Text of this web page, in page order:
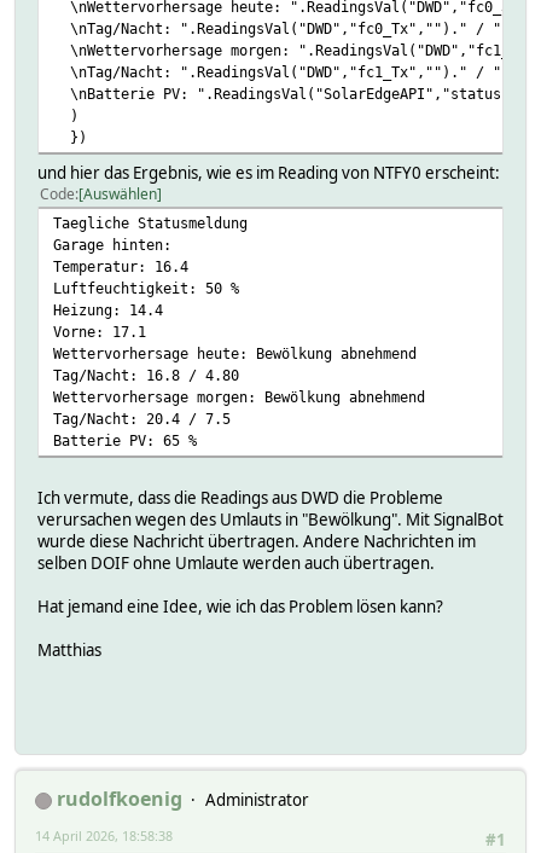
\nWettervorhersage heute:
\nTag/Nacht: ".ReadingsVal("DWD","fc0_Tx","")." /
\nWettervorhersage morgen:
\nTag/Nacht: ".ReadingsVal("DWD","fc1_Tx","")." /
\nBatterie PV: ".ReadingsVal("SolarEdgeAPI","status-
)
})
und hier das Ergebnis, wie es im Reading von NTFY0 erscheint:
Code Auswählen
Taegliche Statusmeldung
Garage hinten:
Temperatur: 16.4
Luftfeuchtigkeit: 50 %
Heizung: 14.4
Vorne: 17.1
Wettervorhersage heute: Bewölkung abnehmend
Tag/Nacht: 16.8 / 4.80
Wettervorhersage morgen: Bewölkung abnehmend
Tag/Nacht: 20.4 / 7.5
Batterie PV: 65 %
Ich vermute, dass die Readings aus DWD die Probleme
verursachen wegen des Umlauts in "Bewölkung". Mit SignalBot
wurde diese Nachricht übertragen. Andere Nachrichten im
selben DOIF ohne Umlaute werden auch übertragen.
Hat jemand eine Idee, wie ich das Problem lösen kann?
Matthias
rudolfkoenig
Administrator
#1
14 April 2026, 18:58:38